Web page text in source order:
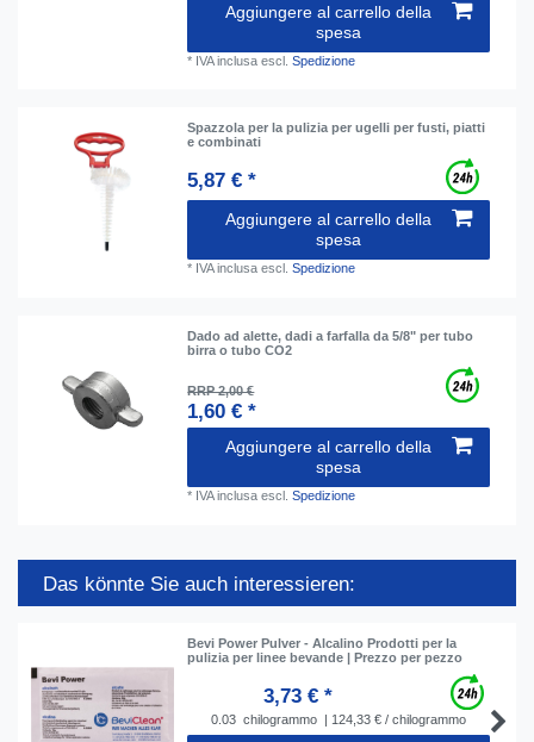
Aggiungere al carrello della
spesa
* IVA inclusa escl.Spedizione
Spazzola per la pulizia per ugelli per fusti, piatti
e combinati
5,87 € *
Aggiungere al carrello della
spesa
* IVA inclusa escl.Spedizione
Dado ad alette, dadi a farfalla da 5/8" per tubo
birra o tubo CO2
RRP 2,00 €
1,60 € *
Aggiungere al carrello della
spesa
* IVA inclusa escl.Spedizione
Das könnte Sie auch interessieren:
Bevi Power Pulver - Alcalino Prodotti per la
pulizia per linee bevande | Prezzo per pezzo
3,73 € *
0.03 chilogrammo | 124,33 € / chilogrammo